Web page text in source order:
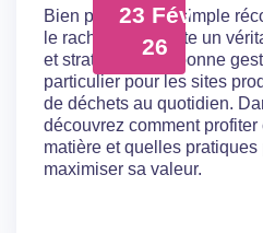
23 Fév
26
Bien plus qu’une simple
le rachat représente un
et stratégique de bonne
particulier pour les sites
de déchets au quotidien.
découvrez comment
matière et quelles pratiques
maximiser sa valeur.